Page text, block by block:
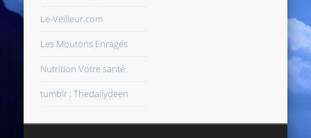
Le-Veilleur.com
Les Moutons Enragés
Nutrition Votre santé
tumblr : Thedailydeen